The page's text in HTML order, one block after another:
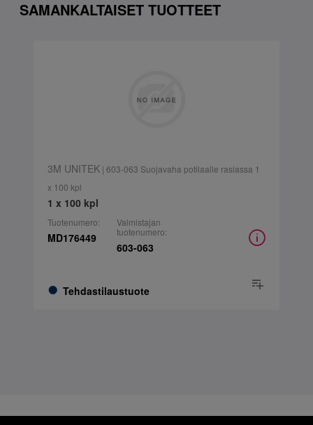
SAMANKALTAISET TUOTTEET
3M UNITEK| 603-063 Suojavaha potilaalle rasiassa 1
x 100 kpl
1 x 100 kpl
Tuotenumero:
MD176449
Tehdastilaustuote
Valmistajan
tuotenumero:
603-063